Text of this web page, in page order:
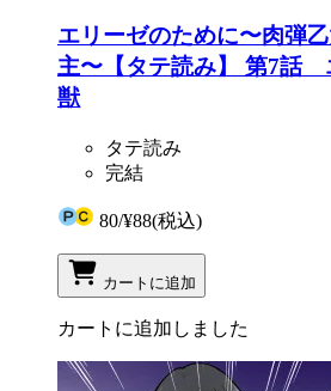
エリーゼのために〜肉弾
主〜【タテ読み】 第7話
獣
タテ読み
完結
80/¥88(税込)
カートに追加
カートに追加しました